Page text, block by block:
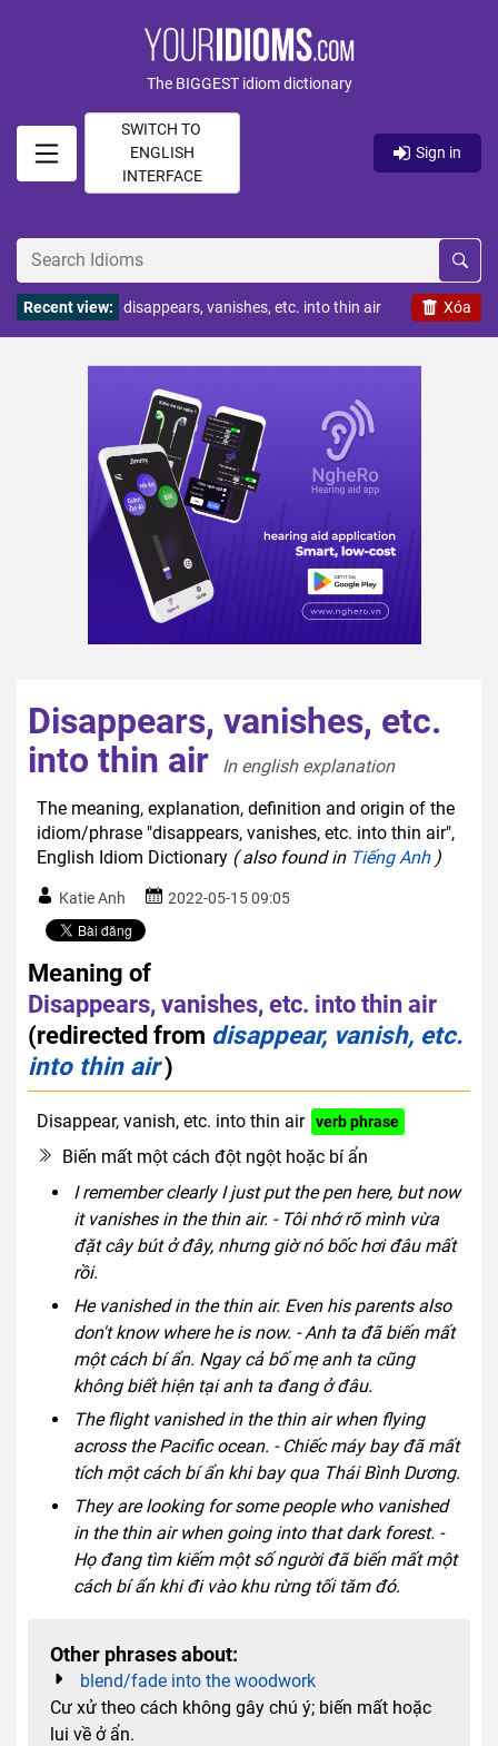
The BIGGEST idiom dictionary
SWITCH TO
ENGLISH
INTERFACE
Sign in
Xóa
Recent view: disappears, vanishes, etc. into thin air
Disappears, vanishes, etc.
into thin air
In english explanation
The meaning, explanation, definition and origin of the
idiom/phrase "disappears, vanishes, etc. into thin air",
English Idiom Dictionary ( also found in Tiếng Anh)
Katie Anh 2022-05-15 09:05
Meaning of
Disappears, vanishes, etc. into thin air
(redirected from disappear, vanish, etc.
into thin air)
Disappear, vanish, etc. into thin air verb phrase
Biến mất một cách đột ngột hoặc bí ẩn
I remember clearly I just put the pen here, but now
it vanishes in the thin air. - Tôi nhớ rõ mình vừa
đặt cây bút ở đây, nhưng giờ nó bốc hơi đâu mất
rồi.
He vanished in the thin air. Even his parents also
don't know where he is now. - Anh ta đã biến mất
một cách bí ẩn. Ngay cả bố mẹ anh ta cũng
không biết hiện tại anh ta đang ở đâu.
The flight vanished in the thin air when flying
across the Pacific ocean. - Chiếc máy bay đã mất
tích một cách bí ẩn khi bay qua Thái Bình Dương.
They are looking for some people who vanished
in the thin air when going into that dark forest. -
Họ đang tìm kiếm một số người đã biến mất một
cách bí ẩn khi đi vào khu rừng tối tăm đó.
Other phrases about:
blend/fade into the woodwork
Cư xử theo cách không gây chú ý; biến mất hoặc
lui về ở ẩn.